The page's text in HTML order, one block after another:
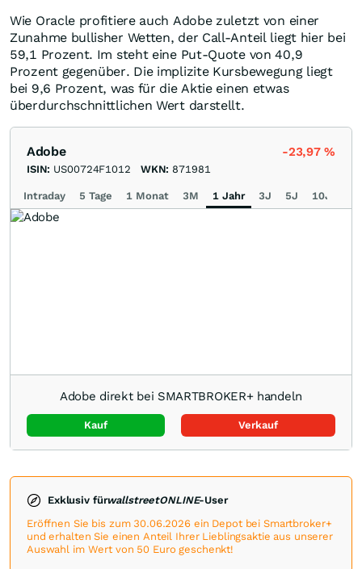
Wie Oracle profitiere auch Adobe zuletzt von einer
Zunahme bullisher Wetten, der Call-Anteil liegt hier bei
59,1 Prozent. Im steht eine Put-Quote von 40,9
Prozent gegenüber. Die implizite Kursbewegung liegt
bei 9,6 Prozent, was für die Aktie einen etwas
überdurchschnittlichen Wert darstellt.
Adobe -23,97%
ISIN: US00724F1012 WKN: 871981
Intraday 5 Tage 1 Monat 3M 1 Jahr 3J 5J 10J
Adobe direkt bei SMARTBROKER+ handeln
Kauf Verkauf
Exklusiv fürwallstreetONLINE-User
Eröffnen Sie bis zum 30.06.2026 ein Depot bei Smartbroker+
und erhalten Sie einen Anteil Ihrer Lieblingsaktie aus unserer
Auswahl im Wert von 50 Euro geschenkt!